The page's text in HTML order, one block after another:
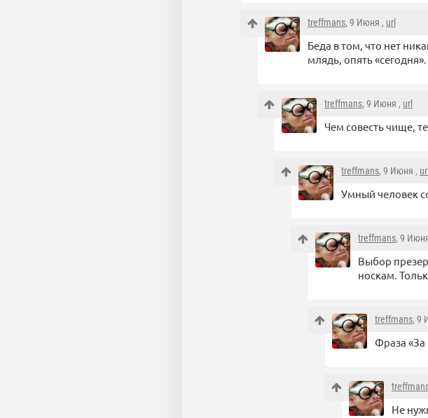
treffmans, 9 Июня , url
Беда в том, что нет
млядь, опять «сегодня».
treffmans, 9 Июня , url
Чем совесть чище,
treffmans, 9 Июня , url
Умный человек
treffmans, 9
Выбор
носкам.
treffmans, 9
Фраза «За
Не